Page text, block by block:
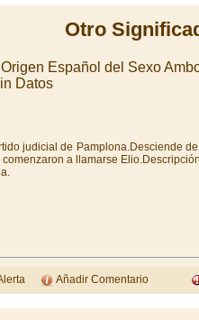
Otro
Español del Sexo
Datos
judicial de Pamplona.Desciende
a llamarse
Añadir Comentario